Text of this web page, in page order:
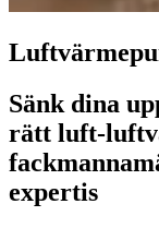
Sänk dina
rätt luft-
expertis